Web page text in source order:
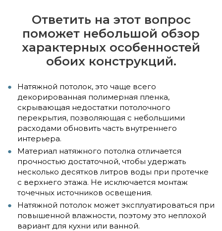
Ответить на этот вопрос
поможет небольшой обзор
характерных особенностей
обоих конструкций.
Натяжной потолок, это чаще всего
декорированная полимерная пленка,
скрывающая недостатки потолочного
перекрытия, позволяющая с небольшими
расходами обновить часть внутреннего
интерьера.
Материал натяжного потолка отличается
прочностью достаточной, чтобы удержать
несколько десятков литров воды при протечке
с верхнего этажа. Не исключается монтаж
точечных источников освещения.
Натяжной потолок может эксплуатироваться при
повышенной влажности, поэтому это неплохой
вариант для кухни или ванной.